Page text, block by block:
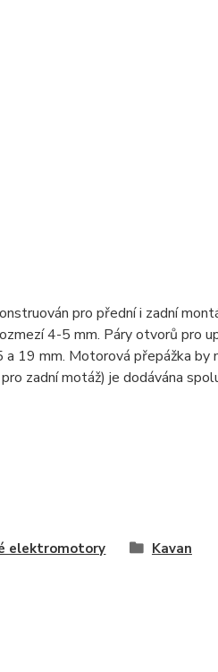
pro přední i zadní
4-5 mm. Páry otvorů pro
a 19 mm. Motorová přepážka
zadní motáž) je dodávána
elektromotory Kavan